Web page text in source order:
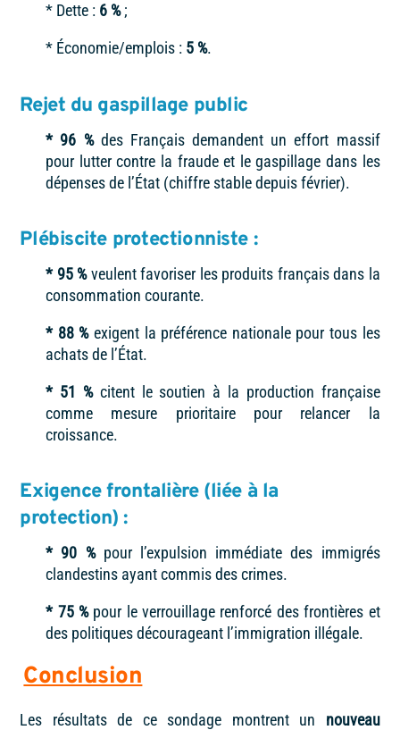
* Dette : 6 %;
* Économie/emplois : 5 %.
Rejet du gaspillage public
* 96 %des Français demandent un effort massif
pour lutter contre la fraude et le gaspillage dans les
dépenses de l’État (chiffre stable depuis février).
Plébiscite protectionniste :
* 95 %veulent favoriser les produits français dans la
consommation courante.
* 88 %exigent la préférence nationale pour tous les
achats de l’État.
* 51 %citent le soutien à la production française
comme mesure prioritaire pour relancer la
croissance.
Exigence frontalière (liée à la
protection) :
* 90 %pour l’expulsion immédiate des immigrés
clandestins ayant commis des crimes.
* 75 %pour le verrouillage renforcé des frontières et
des politiques décourageant l’immigration illégale.
Conclusion
Les résultats de ce sondage montrent un nouveau